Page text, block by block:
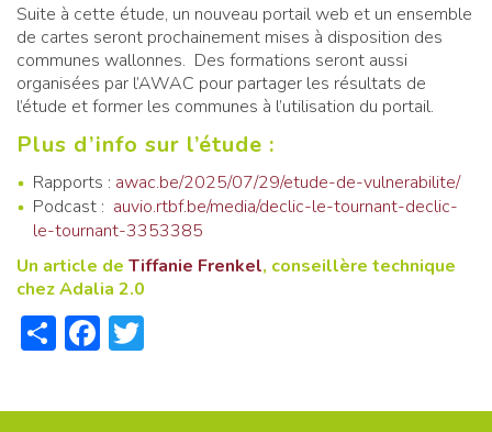
Suite à cette étude, un nouveau portail web et un ensemble
de cartes seront prochainement mises à disposition des
communes wallonnes. Des formations seront aussi
organisées par l’AWAC pour partager les résultats de
l’étude et former les communes à l’utilisation du portail.
Plus d’info sur l’étude :
Rapports : awac.be/2025/07/29/etude-de-vulnerabilite/
Podcast : auvio.rtbf.be/media/declic-le-tournant-declic-
le-tournant-3353385
Un article de Tiffanie Frenkel, conseillère technique
chez Adalia 2.0
ShareFacebook